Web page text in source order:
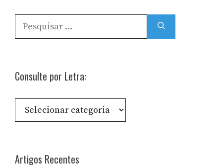
por:
Consulte por Letra:
Consulte
por
Artigos Recentes